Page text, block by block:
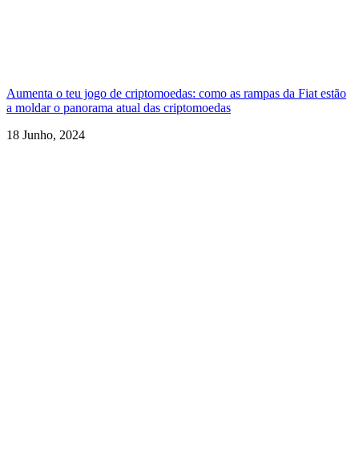
Aumenta o teu jogo de criptomoedas: como as rampas da Fiat estão
a moldar o panorama atual das criptomoedas
18 Junho, 2024